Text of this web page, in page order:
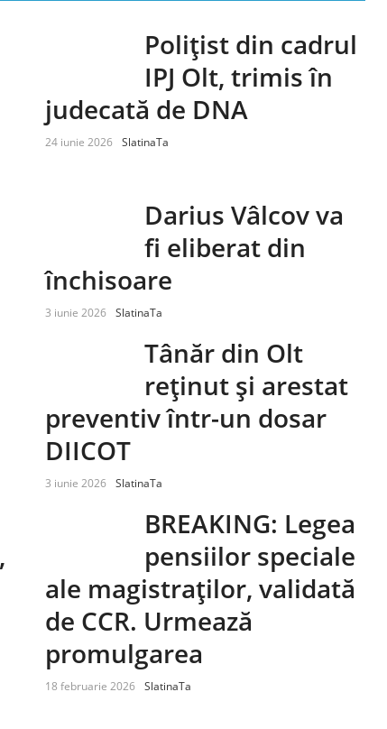
Polițist din cadrul
IPJ Olt, trimis în
judecată de DNA
24 iunie 2026 SlatinaTa
Darius Vâlcov va
fi eliberat din
închisoare
3 iunie 2026 SlatinaTa
Tânăr din Olt
reținut și arestat
preventiv într-un dosar
DIICOT
3 iunie 2026 SlatinaTa
BREAKING: Legea
pensiilor speciale
ale magistraților, validată
de CCR. Urmează
promulgarea
18 februarie 2026 SlatinaTa